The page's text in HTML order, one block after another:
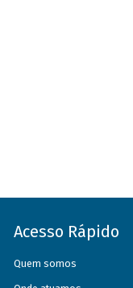
Acesso Rápido
Quem somos